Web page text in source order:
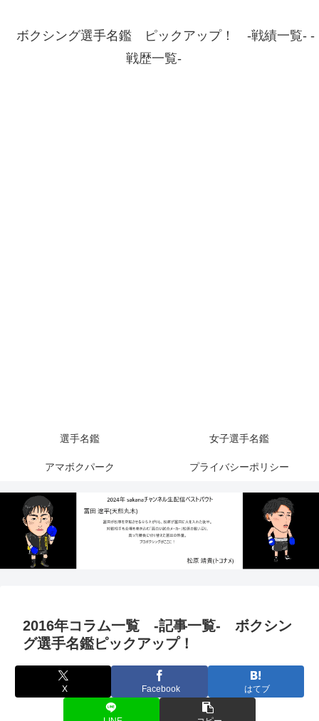
ボクシング選手名鑑 ピックアップ！ -戦績一覧- -
戦歴一覧-
選手名鑑 女子選手名鑑
アマボクパーク プライバシーポリシー
2016年コラム一覧 -記事一覧- ボクシン
グ選手名鑑ピックアップ！
X Facebook はてブ